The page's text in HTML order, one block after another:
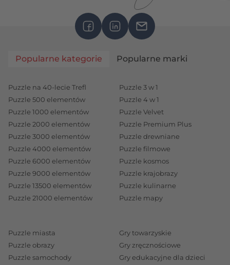
Popularne kategorie Popularne marki
Puzzle na 40-lecie Trefl
Puzzle 500 elementów
Puzzle 1000 elementów
Puzzle 2000 elementów
Puzzle 3000 elementów
Puzzle 4000 elementów
Puzzle 6000 elementów
Puzzle 9000 elementów
Puzzle 13500 elementów
Puzzle 21000 elementów
Puzzle 3 w 1
Puzzle 4 w 1
Puzzle Velvet
Puzzle Premium Plus
Puzzle drewniane
Puzzle filmowe
Puzzle kosmos
Puzzle krajobrazy
Puzzle kulinarne
Puzzle mapy
Puzzle miasta
Puzzle obrazy
Puzzle samochody
Gry towarzyskie
Gry zręcznościowe
Gry edukacyjne dla dzieci